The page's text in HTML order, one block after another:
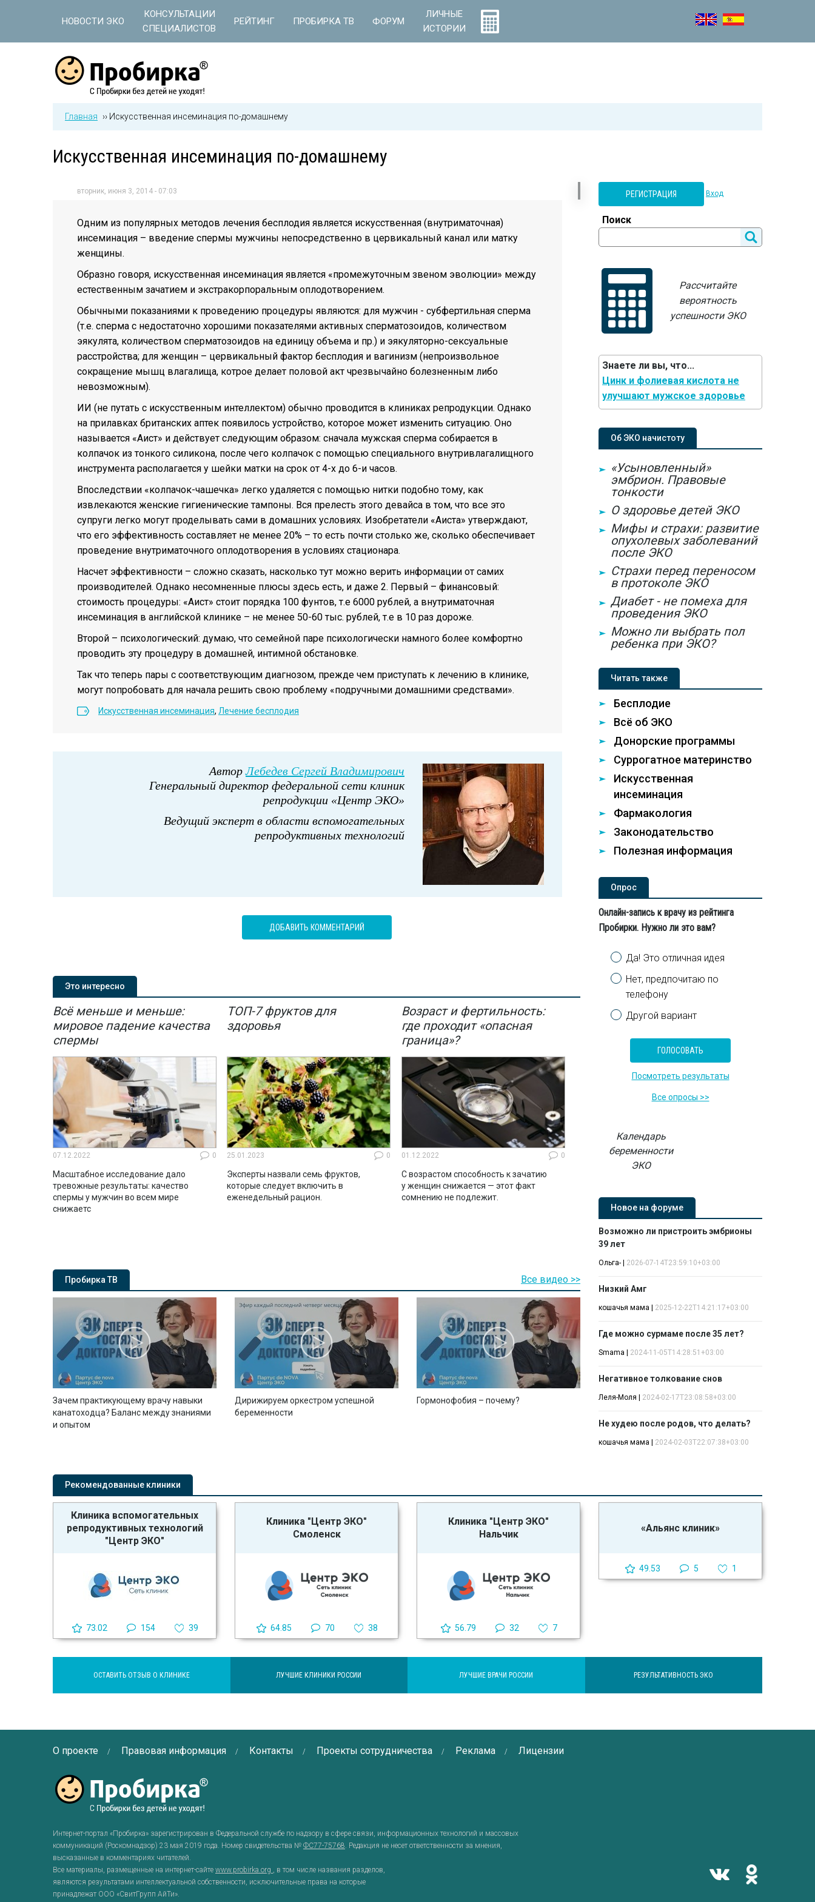
НОВОСТИ ЭКО
КОНСУЛЬТАЦИИ
СПЕЦИАЛИСТОВ
РЕЙТИНГ ПРОБИРКА ТВ ФОРУМ
ЛИЧНЫЕ
ИСТОРИИ
Главная ›› Искусственная инсеминация по-домашнему
Искусственная инсеминация по-домашнему
вторник, июня 3, 2014 - 07:03
Одним из популярных методов лечения бесплодия является искусственная (внутриматочная)
инсеминация – введение спермы мужчины непосредственно в цервикальный канал или матку
женщины.
Образно говоря, искусственная инсеминация является «промежуточным звеном эволюции» между
естественным зачатием и экстракорпоральным оплодотворением.
Обычными показаниями к проведению процедуры являются: для мужчин - субфертильная сперма
(т.е. сперма с недостаточно хорошими показателями активных сперматозоидов, количеством
эякулята, количеством сперматозоидов на единицу объема и пр.) и эякуляторно-сексуальные
расстройства; для женщин – цервикальный фактор бесплодия и вагинизм (непроизвольное
сокращение мышц влагалища, котрое делает половой акт чрезвычайно болезненным либо
невозможным).
ИИ (не путать с искусственным интеллектом) обычно проводится в клиниках репродукции. Однако
на прилавках британских аптек появилось устройство, которое может изменить ситуацию. Оно
называется «Аист» и действует следующим образом: сначала мужская сперма собирается в
колпачок из тонкого силикона, после чего колпачок с помощью специального внутривлагалищного
инструмента располагается у шейки матки на срок от 4-х до 6-и часов.
Впоследствии «колпачок-чашечка» легко удаляется с помощью нитки подобно тому, как
извлекаются женские гигиенические тампоны. Вся прелесть этого девайса в том, что все это
супруги легко могут проделывать сами в домашних условиях. Изобретатели «Аиста» утверждают,
что его эффективность составляет не менее 20% – то есть почти столько же, сколько обеспечивает
проведение внутриматочного оплодотворения в условиях стационара.
Насчет эффективности – сложно сказать, насколько тут можно верить информации от самих
производителей. Однако несомненные плюсы здесь есть, и даже 2. Первый – финансовый:
стоимость процедуры: «Аист» стоит порядка 100 фунтов, т.е 6000 рублей, а внутриматочная
инсеминация в английской клинике – не менее 50-60 тыс. рублей, т.е в 10 раз дороже.
Второй – психологический: думаю, что семейной паре психологически намного более комфортно
проводить эту процедуру в домашней, интимной обстановке.
Так что теперь пары с соответствующим диагнозом, прежде чем приступать к лечению в клинике,
могут попробовать для начала решить свою проблему «подручными домашними средствами».
Искусственная инсеминация, Лечение бесплодия
АвторЛебедев Сергей Владимирович
Генеральный директор федеральной сети клиник
репродукции «Центр ЭКО»
Ведущий эксперт в области вспомогательных
репродуктивных технологий
ДОБАВИТЬ КОММЕНТАРИЙ
Это интересно
Всё меньше и меньше:
мировое падение качества
спермы
07.12.2022 0
Масштабное исследование дало
тревожные результаты: качество
спермы у мужчин во всем мире
снижаетс
ТОП-7 фруктов для
здоровья
25.01.2023 0
Эксперты назвали семь фруктов,
которые следует включить в
еженедельный рацион.
Возраст и фертильность:
где проходит «опасная
граница»?
01.12.2022 0
С возрастом способность к зачатию
у женщин снижается — этот факт
сомнению не подлежит.
РЕГИСТРАЦИЯ Вход
Поиск
Рассчитайте
вероятность
успешности ЭКО
Знаете ли вы, что...
Цинк и фолиевая кислота не
улучшают мужское здоровье
Об ЭКО начистоту
«Усыновленный»
эмбрион. Правовые
тонкости
О здоровье детей ЭКО
Мифы и страхи: развитие
опухолевых заболеваний
после ЭКО
Страхи перед переносом
в протоколе ЭКО
Диабет - не помеха для
проведения ЭКО
Можно ли выбрать пол
ребенка при ЭКО?
Читать также
Бесплодие
Всё об ЭКО
Донорские программы
Суррогатное материнство
Искусственная
инсеминация
Фармакология
Законодательство
Полезная информация
Опроc
Онлайн-запись к врачу из рейтинга
Пробирки. Нужно ли это вам?
Варианты
Да! Это отличная идея
Нет, предпочитаю по
телефону
Другой вариант
Посмотреть результаты
Все опросы >>
Календарь
беременности
ЭКО
Новое на форуме
Возможно ли пристроить эмбрионы
39 лет
Ольга- 2026-07-14T23:59:10+03:00
Низкий Амг
кошачья мама 2025-12-22T14:21:17+03:00
Где можно сурмаме после 35 лет?
Smama 2024-11-05T14:28:51+03:00
Негативное толкование снов
Леля-Моля 2024-02-17T23:08:58+03:00
Не худею после родов, что делать?
кошачья мама 2024-02-03T22:07:38+03:00
Пробирка ТВ
Зачем практикующему врачу навыки
канатоходца? Баланс между знаниями
и опытом
Дирижируем оркестром успешной
беременности
Гормонофобия – почему?
Все видео >>
Рекомендованные клиники
Клиника вспомогательных
репродуктивных технологий
"Центр ЭКО"
73.02 154 39
Клиника "Центр ЭКО"
Смоленск
64.85 70 38
Клиника "Центр ЭКО"
Нальчик
56.79 32 7
«Альянс клиник»
49.53 5 1
ОСТАВИТЬ ОТЗЫВ О КЛИНИКЕ ЛУЧШИЕ КЛИНИКИ РОССИИ ЛУЧШИЕ ВРАЧИ РОССИИ РЕЗУЛЬТАТИВНОСТЬ ЭКО
О проекте Правовая информация Контакты Проекты сотрудничества Реклама Лицензии
Интернет-портал «Пробирка» зарегистрирован в Федеральной службе по надзору в сфере связи, информационных технологий и массовых
коммуникаций (Роскомнадзор) 23 мая 2019 года. Номер свидетельства № ФС77-75768. Редакция не несет ответственности за мнения,
высказанные в комментариях читателей.
Все материалы, размещенные на интернет-сайте www.probirka.org , в том числе названия разделов,
являются результатами интеллектуальной собственности, исключительные права на которые
принадлежат ООО «СвитГрупп АйТи».